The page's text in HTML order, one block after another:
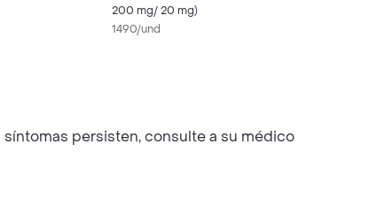
200 mg/ 20 mg)
1490/und
persisten, consulte a su médico